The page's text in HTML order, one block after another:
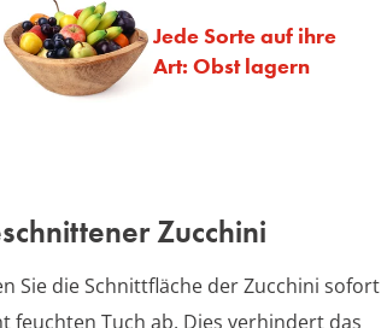
Jede Sorte auf ihre
Art: Obst lagern
Zucchini
Sie die Schnittfläche der Zucchini sofort
feuchten Tuch ab. Dies verhindert das